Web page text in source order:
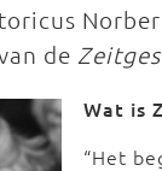
de
Wat is
“Het